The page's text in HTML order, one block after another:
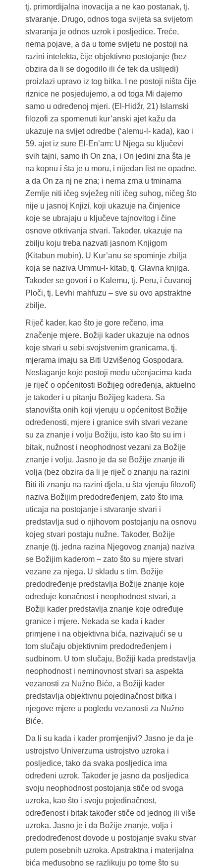
tj. primordijalna inovacija a ne kao postanak, tj.
stvaranje. Drugo, odnos toga svijeta sa svijetom
stvaranja je odnos uzrok i posljedice. Treće,
nema pojave, a da u tome svijetu ne postoji na
razini intelekta, čije objektivno postojanje (bez
obzira da li se dogodilo ili će tek da uslijedi)
proizlazi upravo iz tog bitka. I ne postoji ništa čije
riznice ne posjedujemo, a od toga Mi dajemo
samo u određenoj mjeri. (El-Hidžr, 21) Islamski
filozofi za spomenuti kur’anski ajet kažu da
ukazuje na svijet odredbe (‘alemu-l- kada), kao i
59. ajet iz sure El-En’am: U Njega su ključevi
svih tajni, samo ih On zna, i On jedini zna šta je
na kopnu i šta je u moru, i nijedan list ne opadne,
a da On za nj ne zna; i nema zrna u tminama
Zemlje niti ičeg svježeg niti ičeg suhog, ničeg što
nije u jasnoj Knjizi, koji ukazuje na činjenice
koje se ubrajaju u ključeve tajnovitog i čine
osnove otkrivanja stvari. Također, ukazuje na
zbilju koju treba nazvati jasnom Knjigom
(Kitabun mubin). U Kur’anu se spominje zbilja
koja se naziva Ummu-l- kitab, tj. Glavna knjiga.
Također se govori i o Kalemu, tj. Peru, i čuvanoj
Ploči, tj. Levhi mahfuzu – sve su ovo apstraktne
zbilje.
Riječ kader, kao što je gore rečeno, ima
značenje mjere. Božiji kader ukazuje na odnos
koje stvari u sebi svojstvenim granicama, tj.
mjerama imaju sa Biti Uzvišenog Gospodara.
Neslaganje koje postoji među učenjacima kada
je riječ o općenitosti Božijeg određenja, aktuelno
je također i u pitanju Božijeg kadera. Sa
stanovišta onih koji vjeruju u općenitost Božije
određenosti, mjere i granice svih stvari vezane
su za znanje i volju Božiju, isto kao što su im i
bitak, nužnost i neophodnost vezani za Božije
znanje i volju. Jasno je da se Božije znanje ili
volja (bez obzira da li je riječ o znanju na razini
Biti ili znanju na razini djela, u šta vjeruju filozofi)
naziva Božijim predodređenjem, zato što ima
uticaja na postojanje i stvaranje stvari i
predstavlja sud o njihovom postojanju na osnovu
kojeg stvari postaju nužne. Također, Božije
znanje (tj. jedna razina Njegovog znanja) naziva
se Božijim kaderom – zato što su mjere stvari
vezane za njega. U skladu s tim, Božije
predodređenje predstavlja Božije znanje koje
određuje konačnost i neophodnost stvari, a
Božiji kader predstavlja znanje koje određuje
granice i mjere. Nekada se kada i kader
primjene i na objektivna bića, nazivajući se u
tom slučaju objektivnim predodređenjem i
sudbinom. U tom slučaju, Božiji kada predstavlja
neophodnost i neminovnost stvari sa aspekta
vezanosti za Nužno Biće, a Božiji kader
predstavlja objektivnu pojedinačnost bitka i
njegove mjere u pogledu vezanosti za Nužno
Biće.
Da li su kada i kader promjenjivi? Jasno je da je
ustrojstvo Univerzuma ustrojstvo uzroka i
posljedice, tako da svaka posljedica ima
određeni uzrok. Također je jasno da posljedica
svoju neophodnost postojanja stiče od svoga
uzroka, kao što i svoju pojedinačnost,
određenost i bitak također stiče od jednog ili više
uzroka. Jasno je i da Božije znanje, volja i
predodređenost dovode u postojanje svaku stvar
putem posebnih uzroka. Apstraktna i materijalna
bića međusobno se razlikuju po tome što su